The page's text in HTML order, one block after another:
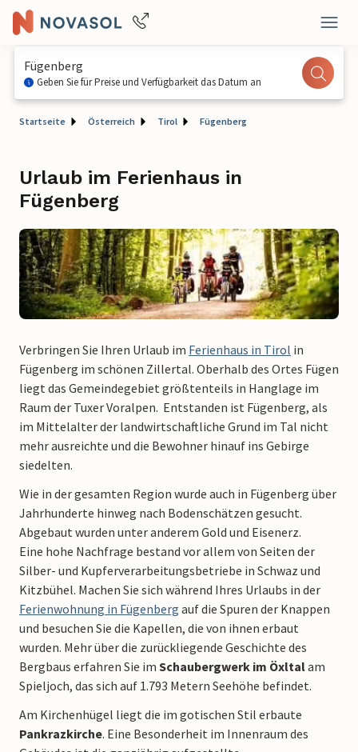
Fügenberg
Geben Sie für Preise und Verfügbarkeit das Datum an
Startseite Österreich Tirol Fügenberg
Urlaub im Ferienhaus in
Fügenberg
Verbringen Sie Ihren Urlaub im Ferienhaus in Tirol in
Fügenberg im schönen Zillertal. Oberhalb des Ortes Fügen
liegt das Gemeindegebiet größtenteils in Hanglage im
Raum der Tuxer Voralpen. Entstanden ist Fügenberg, als
im Mittelalter der landwirtschaftliche Grund im Tal nicht
mehr ausreichte und die Bewohner hinauf ins Gebirge
siedelten.
Wie in der gesamten Region wurde auch in Fügenberg über
Jahrhunderte hinweg nach Bodenschätzen gesucht.
Abgebaut wurden unter anderem Gold und Eisenerz.
Eine hohe Nachfrage bestand vor allem von Seiten der
Silber- und Kupferverarbeitungsbetriebe in Schwaz und
Kitzbühel. Machen Sie sich während Ihres Urlaubs in der
Ferienwohnung in Fügenberg auf die Spuren der Knappen
und besuchen Sie die Kapellen, die von ihnen erbaut
wurden. Mehr über die zurückliegende Geschichte des
Bergbaus erfahren Sie im Schaubergwerk im Öxltalam
Spieljoch, das sich auf 1.793 Metern Seehöhe befindet.
Am Kirchenhügel liegt die im gotischen Stil erbaute
Pankrazkirche. Eine Besonderheit im Innenraum des